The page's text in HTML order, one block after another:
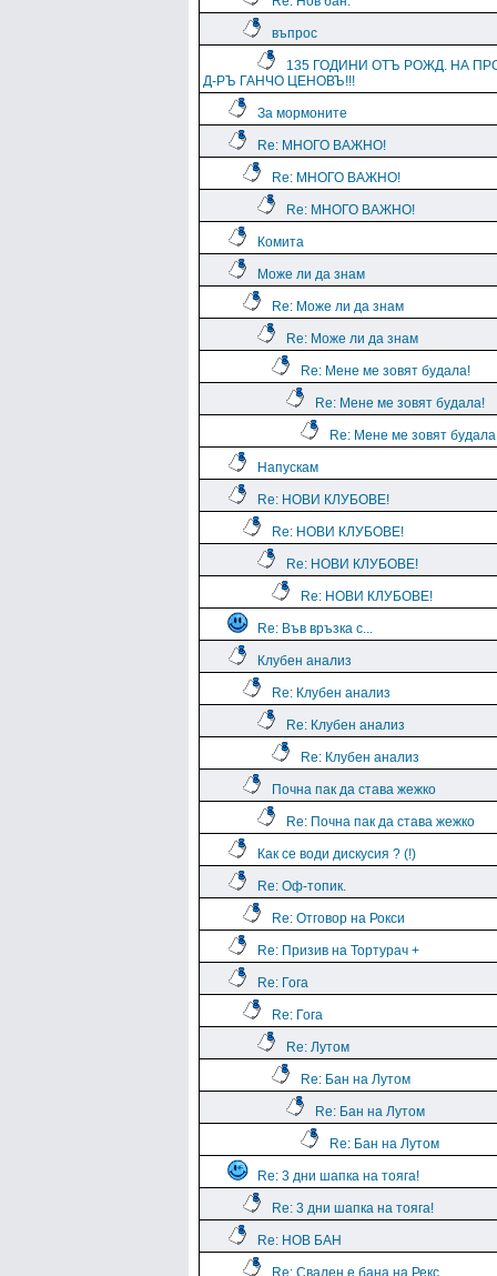
въпрос
135 ГОДИНИ ОТЪ РОЖД. НА
Д-РЪ ГАНЧО ЦЕНОВЪ!!!
За мормоните
Re: МНОГО ВАЖНО!
Re: МНОГО ВАЖНО!
Re: МНОГО ВАЖНО!
Комита
Може ли да знам
Re: Може ли да знам
Re: Може ли да знам
Re: Мене ме зовят будала!
Re: Мене ме зовят будала!
Re: Мене ме зовят
Напускам
Re: НОВИ КЛУБОВЕ!
Re: НОВИ КЛУБОВЕ!
Re: НОВИ КЛУБОВЕ!
Re: НОВИ КЛУБОВЕ!
Re: Във връзка с...
Клубен анализ
Re: Клубен анализ
Re: Клубен анализ
Re: Клубен анализ
Почна пак да става жежко
Re: Почна пак да става жежко
Как се води дискусия ? (!)
Re: Оф-топик.
Re: Отговор на Рокси
Re: Призив на Тортурач +
Re: Гога
Re: Гога
Re: Лутом
Re: Бан на Лутом
Re: Бан на Лутом
Re: Бан на Лутом
Re: 3 дни шапка на тояга!
Re: 3 дни шапка на тояга!
Re: НОВ БАН
Re: Свален е бана на Рекс.